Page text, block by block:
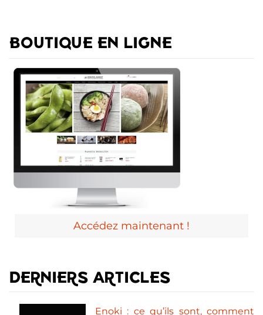
BOUTIQUE EN LIGNE
Accédez maintenant !
DERNIERS ARTICLES
Enoki : ce qu’ils sont, comment